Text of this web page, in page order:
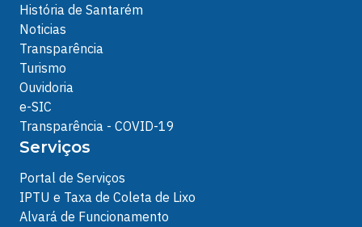
História de Santarém
Noticias
Transparência
Turismo
Ouvidoria
e-SIC
Transparência - COVID-19
Serviços
Portal de Serviços
IPTU e Taxa de Coleta de Lixo
Alvará de Funcionamento